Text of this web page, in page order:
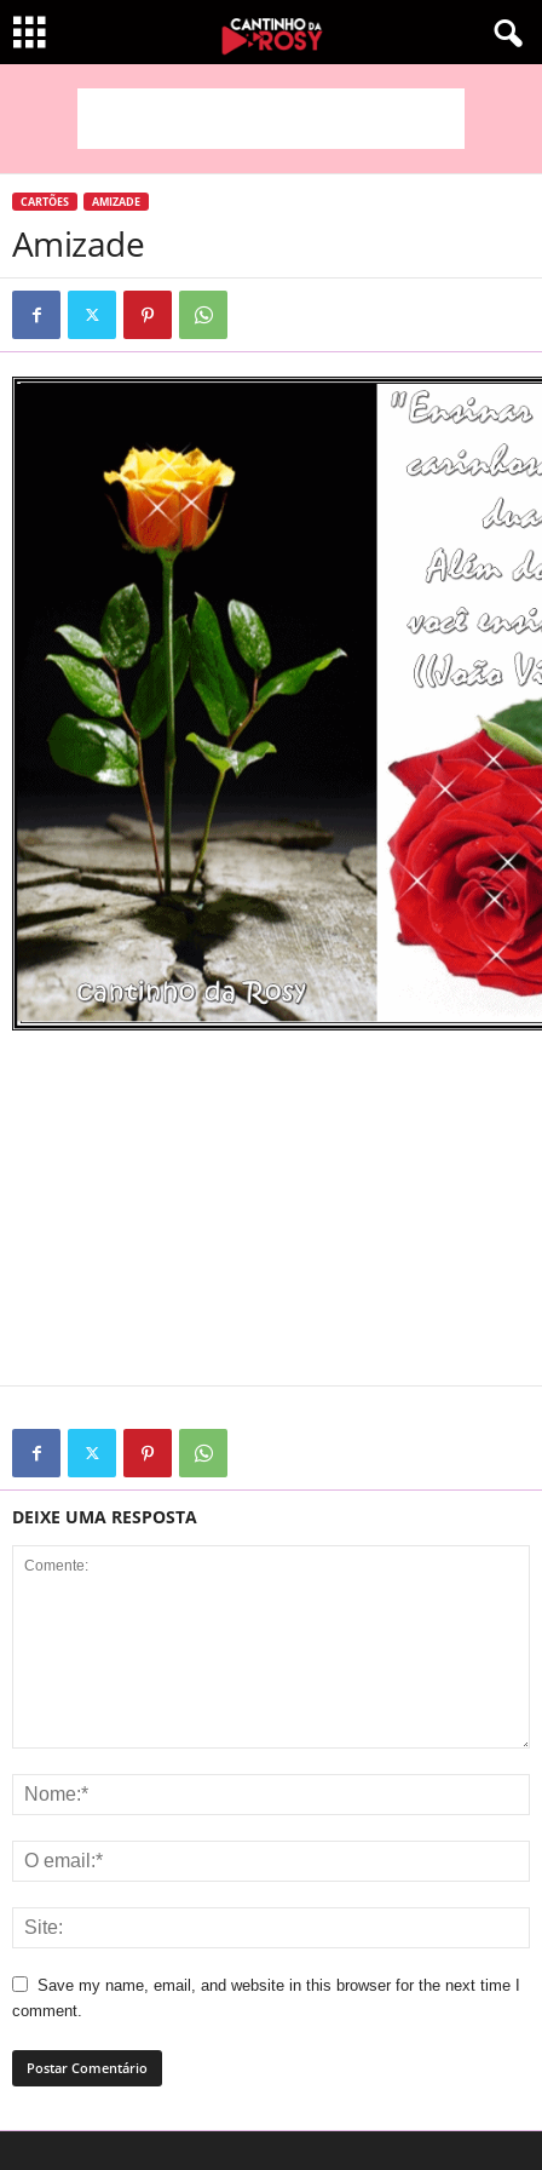
CARTÕES AMIZADE
Amizade
DEIXE UMA RESPOSTA
Save my name, email, and website in this browser for the next time I
comment.